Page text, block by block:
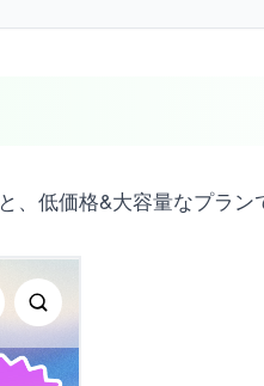
と、低価格&大容量なプラン